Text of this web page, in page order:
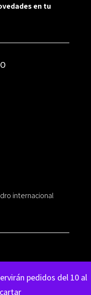
pedidos del 10 al
en tu
internacional